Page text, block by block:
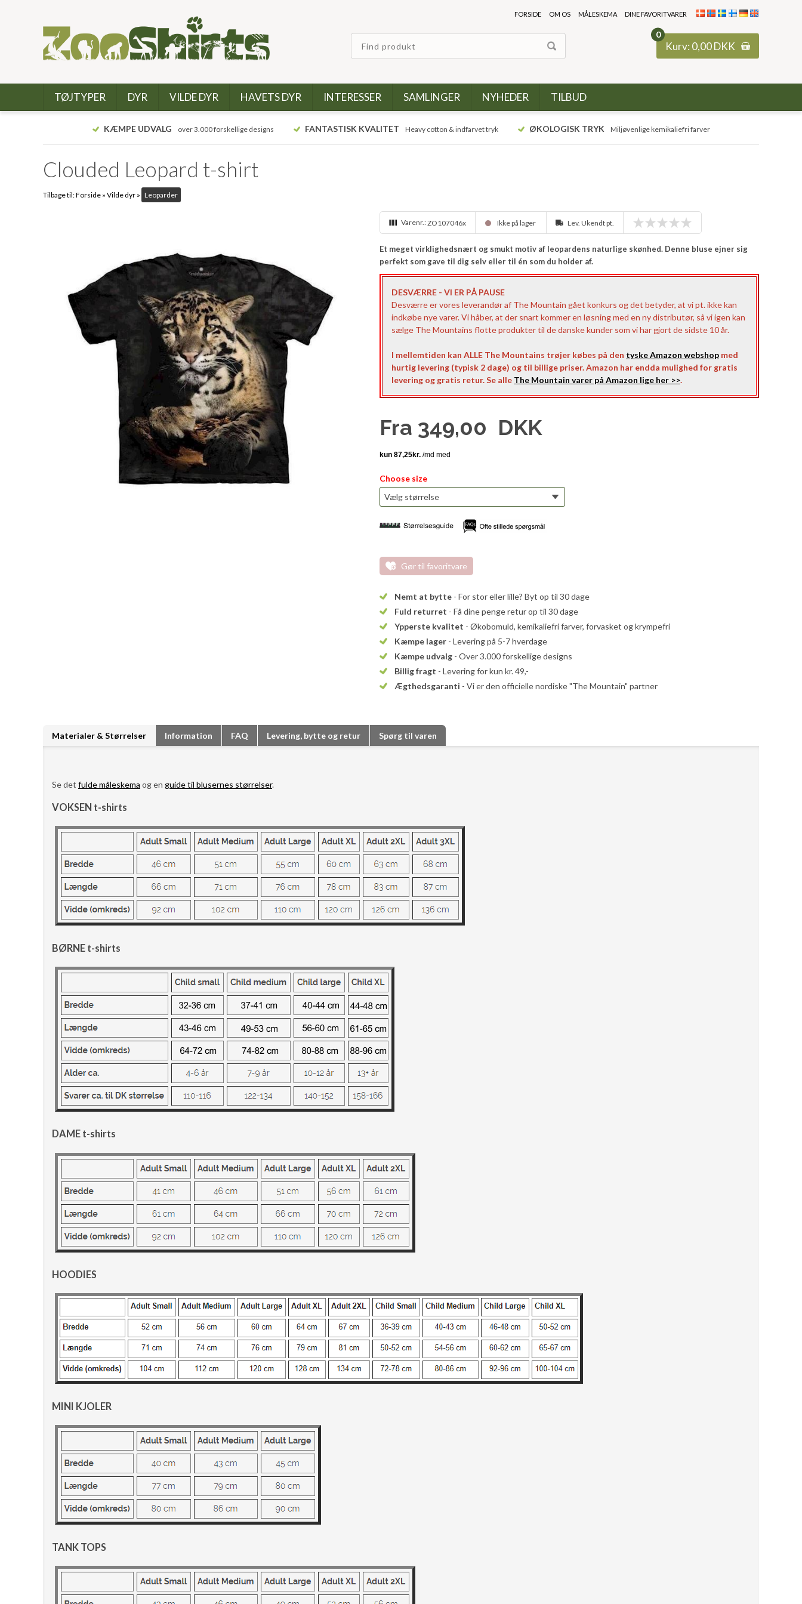
0
Kurv: 0,00DKK
FORSIDE OM OS MÅLESKEMA DINE FAVORITVARER
TØJTYPER DYR VILDE DYR HAVETS DYR INTERESSER SAMLINGER NYHEDER TILBUD
KÆMPE UDVALG over 3.000 forskellige designs FANTASTISK KVALITET Heavy cotton & indfarvet tryk ØKOLOGISK TRYK Miljøvenlige kemikaliefri farver
Clouded Leopard t-shirt
Tilbage til:Forside » Vilde dyr » Leoparder
Varenr.:ZO107046x Ikke på lager Lev. Ukendt pt.
Et meget virklighedsnært og smukt motiv af leopardens naturlige skønhed. Denne bluse ejner sig
perfekt som gave til dig selv eller til én som du holder af.
DESVÆRRE - VI ER PÅ PAUSE
Desværre er vores leverandør af The Mountain gået konkurs og det betyder, at vi pt. ikke kan
indkøbe nye varer. Vi håber, at der snart kommer en løsning med en ny distributør, så vi igen kan
sælge The Mountains flotte produkter til de danske kunder som vi har gjort de sidste 10 år.
I mellemtiden kan ALLE The Mountains trøjer købes på den tyske Amazon webshop med
hurtig levering (typisk 2 dage) og til billige priser. Amazon har endda mulighed for gratis
levering og gratis retur. Se alle The Mountain varer på Amazon lige her >>.
Fra 349,00 DKK
Choose size
Gør til favoritvare
Nemt at bytte - For stor eller lille? Byt op til 30 dage
Fuld returret - Få dine penge retur op til 30 dage
Ypperste kvalitet - Økobomuld, kemikaliefri farver, forvasket og krympefri
Kæmpe lager - Levering på 5-7 hverdage
Kæmpe udvalg - Over 3.000 forskellige designs
Billig fragt - Levering for kun kr. 49,-
Ægthedsgaranti - Vi er den officielle nordiske "The Mountain" partner
Materialer & Størrelser Information FAQ Levering, bytte og retur Spørg til varen
Se det fulde måleskema og en guide til blusernes størrelser.
VOKSEN t-shirts
BØRNE t-shirts
DAME t-shirts
HOODIES
MINI KJOLER
TANK TOPS